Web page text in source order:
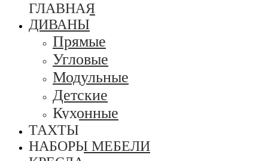
ГЛАВНАЯ
ДИВАНЫ
Прямые
Угловые
Модульные
Детские
Кухонные
ТАХТЫ
НАБОРЫ МЕБЕЛИ